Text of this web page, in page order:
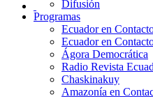
Difusión
Programas
Ecuador en
Ecuador en
Ágora Democrática
Radio Revista
Chaskinakuy
Amazonía en